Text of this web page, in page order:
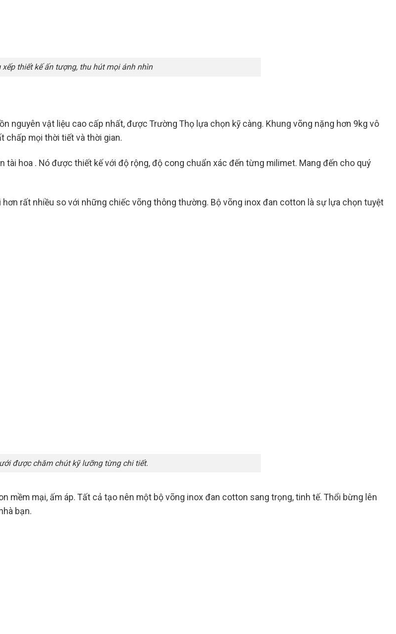
xếp thiết kế ấn tượng, thu hút mọi ánh nhìn
nguyên vật liệu cao cấp nhất, được Trường Thọ lựa chọn kỹ càng. Khung võng nặng hơn 9kg vô
chấp mọi thời tiết và thời gian.
hoa . Nó được thiết kế với độ rộng, độ cong chuẩn xác đến từng milimet. Mang đến cho quý
rất nhiều so với những chiếc võng thông thường. Bộ võng inox đan cotton là sự lựa chọn tuyệt
được chăm chút kỹ lưỡng từng chi tiết.
mại, ấm áp. Tất cả tạo nên một bộ võng inox đan cotton sang trọng, tinh tế. Thổi bừng lên
bạn.